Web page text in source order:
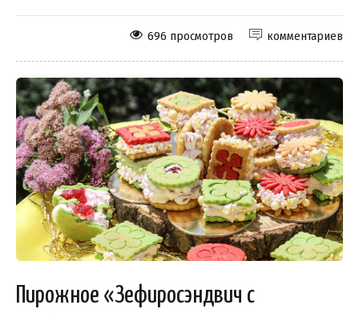
комментариев
696 просмотров
Пирожное «Зефиросэндвич с